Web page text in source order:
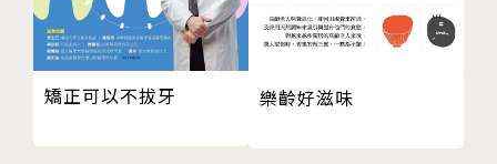
師。
主要著書有《長期咳嗽並不是感冒》等。被稱為「全日
本治療過最多呼吸道患者的醫師」而聲名大噪。近年來
15 用代糖飲料取代含糖飲料比較健康？
16 一天三杯咖啡，氣喘發作率低二八％
17 流感期間可多喝綠茶
＋免疫力UP 體重增加超過三天才是真胖
矯正可以不拔牙 樂齡好滋味